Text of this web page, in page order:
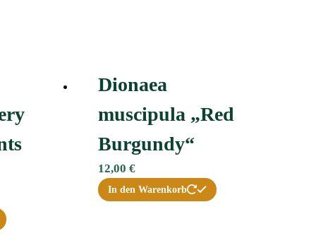
Dionaea
muscipula „Red
Burgundy“
12,00 €
In den Warenkorb